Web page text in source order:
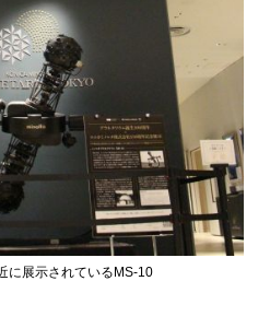
に展示されているMS-10